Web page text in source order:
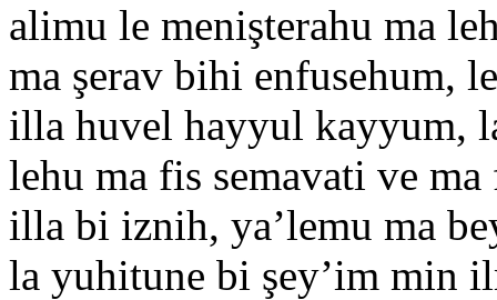
alimu le menişterahu ma
ma şerav bihi enfusehum,
illa huvel hayyul kayyum,
lehu ma fis semavati ve
illa bi iznih, ya’lemu ma
la yuhitune bi şey’im min